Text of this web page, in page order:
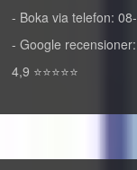
- Boka via telefon:
- Google recensioner:
4,9 ⭐⭐⭐⭐⭐